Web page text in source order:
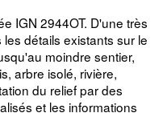
IGN 2944OT. D'une très
détails existants sur le
moindre sentier,
arbre isolé, rivière,
du relief par des
et les informations